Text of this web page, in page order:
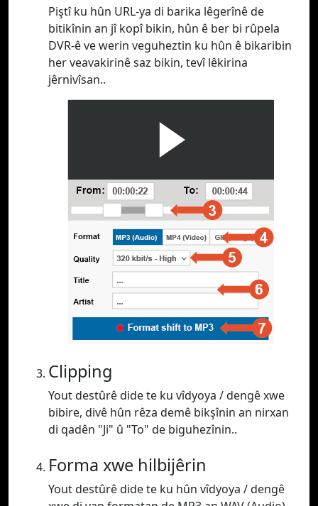
Piştî ku hûn URL-ya di barika lêgerînê de
bitikînin an jî kopî bikin, hûn ê ber bi rûpela
DVR-ê ve werin veguheztin ku hûn ê bikaribin
her veavakirinê saz bikin, tevî lêkirina
jêrnivîsan..
Clipping
Yout destûrê dide te ku vîdyoya / dengê xwe
bibire, divê hûn rêza demê bikşînin an nirxan
di qadên "Ji" û "To" de biguhezînin..
Forma xwe hilbijêrin
Yout destûrê dide te ku hûn vîdyoya / dengê